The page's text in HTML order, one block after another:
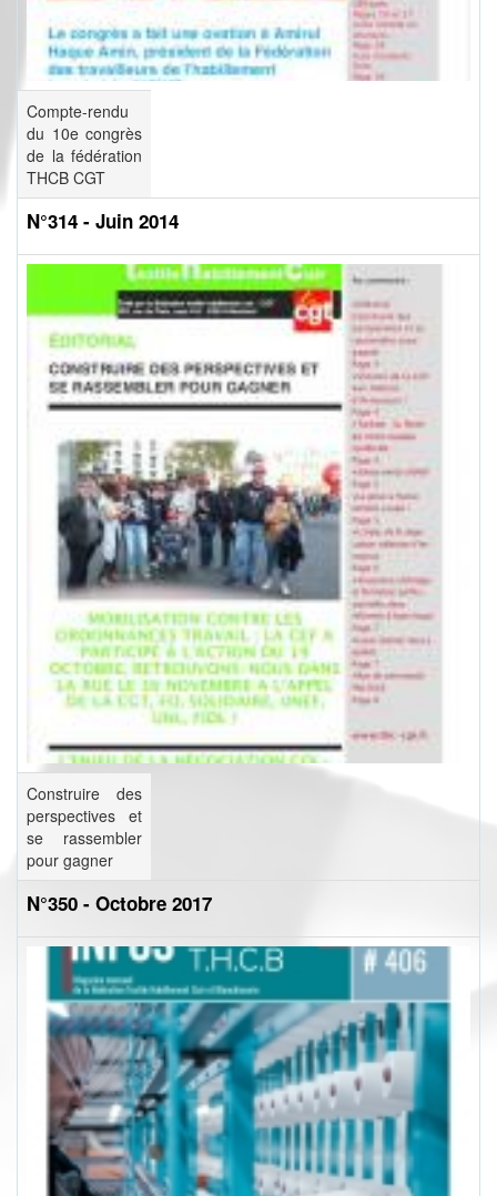
Compte-rendu
du 10e congrès
de la fédération
THCB CGT
N°314 - Juin 2014
Construire des
perspectives et
se rassembler
pour gagner
N°350 - Octobre 2017